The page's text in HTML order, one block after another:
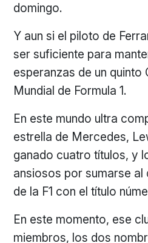
domingo.
Y aun si el piloto de
ser suficiente para
esperanzas de un quinto
Mundial de Formula 1.
En este mundo ultra
estrella de Mercedes,
ganado cuatro títulos, y
ansiosos por sumarse
de la F1 con el título
En este momento, ese
miembros, los dos